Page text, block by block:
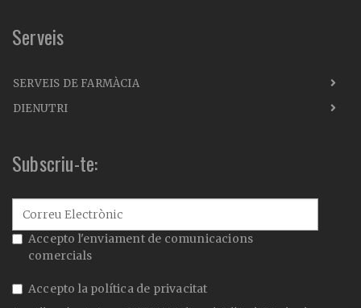
Serveis
SERVEIS DE FARMÀCIA
DIENUTRI
Subscriu-te:
Accepto l'enviament de comunicacions
comercials
Accepto la política de privacitat